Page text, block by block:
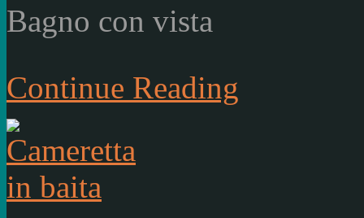
Bagno con vista
Continue Reading